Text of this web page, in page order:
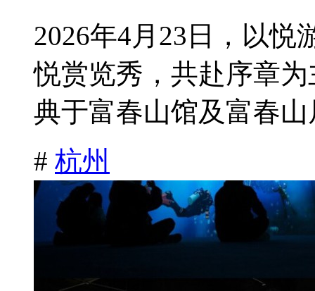
2026年4月23日，以悦
悦赏览秀，共赴序章
典于富春山馆及富春山
# 杭州